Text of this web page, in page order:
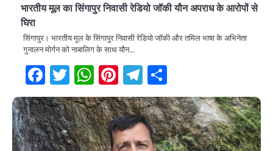
भारतीय मूल का सिंगापुर निवासी रेडियो जॉकी यौन अपराध के आरोपों से
घिरा
सिंगापुर। भारतीय मूल के सिंगापुर निवासी रेडियो जॉकी और तमिल भाषा के अभिनेता
गुनालन मोर्गन को नाबालिग के साथ यौन…
Facebook
Twitter
WhatsApp
Pinterest
Telegram